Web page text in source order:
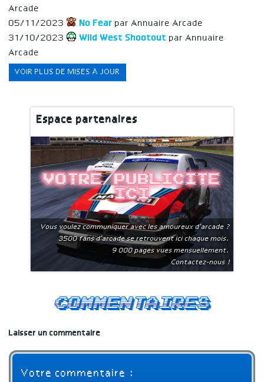
Arcade
05/11/2023
No Fear par Annuaire Arcade
31/10/2023
Wild West Shootout par Annuaire
Arcade
VOIR PLUS DE MISES À JOUR
Espace partenaires
Votre publicite
ici
Vous voulez communiquer avec les amoureux d'arcade ?
3500 fans d'arcade se retrouvent ici chaque mois.
9 000 pages vues mensuellement.
Contactez-nous !
Commentaires
Laisser un commentaire